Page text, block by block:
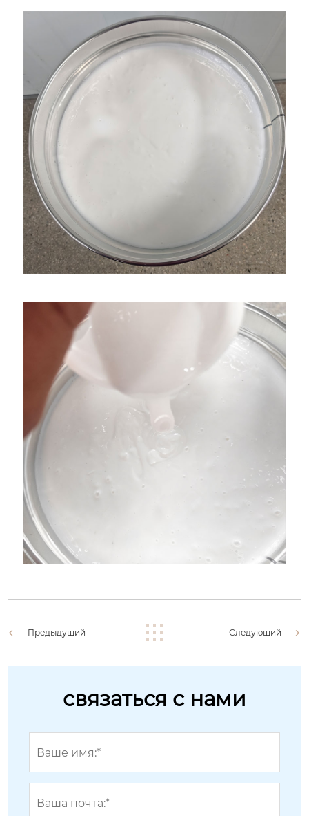
Предыдущий Следующий
связаться с нами